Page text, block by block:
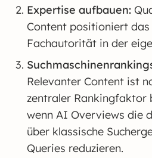
Expertise aufbauen:
Content positioniert das
Fachautorität in der
Relevanter Content ist
zentraler Rankingfaktor
wenn AI Overviews die
über klassische
Queries reduzieren.